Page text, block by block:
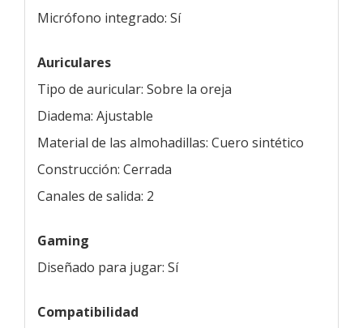
Micrófono integrado: Sí
Auriculares
Tipo de auricular: Sobre la oreja
Diadema: Ajustable
Material de las almohadillas: Cuero sintético
Construcción: Cerrada
Canales de salida: 2
Gaming
Diseñado para jugar: Sí
Compatibilidad